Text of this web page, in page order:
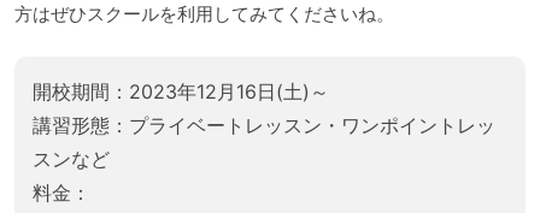
方はぜひスクールを利用してみてくださいね。
開校期間：2023年12月16日(土)～
講習形態：プライベートレッスン・ワンポイントレッ
スンなど
料金：